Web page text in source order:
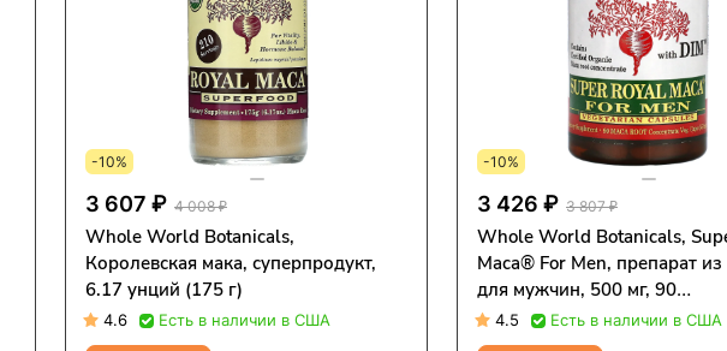
-10%
3 607 ₽ 4 008 ₽
Whole World Botanicals,
Королевская мака, суперпродукт,
6.17 унций (175 г)
4.6 Есть в наличии в США
-10%
3 426 ₽ 3 807 ₽
Whole World Botanicals,
Maca® For Men, препарат
для мужчин, 500 мг, 90
вегетарианских капсул
4.5 Есть в наличии в США